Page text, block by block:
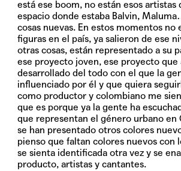
está ese boom, no están esos artistas
espacio donde estaba Balvin,
cosas nuevas. En estos momentos no
figuras en el país, ya salieron de ese
otras cosas, están representado a su
ese proyecto joven, ese proyecto que
desarrollado del todo con el que la
influenciado por él y que quiera
como productor y colombiano me
que es porque ya la gente ha
que representan el género urbano en
se han presentado otros colores
pienso que faltan colores nuevos con
se sienta identificada otra vez y se
producto, artistas y cantantes.